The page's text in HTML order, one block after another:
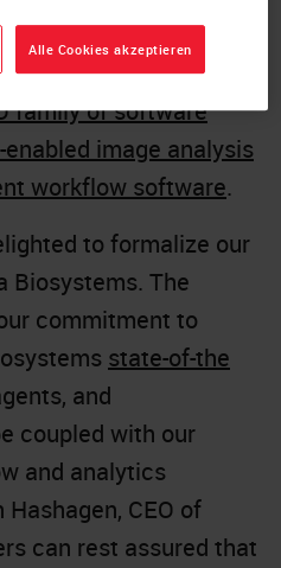
Leica
450 familyof scanners
family of software
enabled image analysis
workflow software.
to formalize our
Biosystems. The
commitment to
state-of-the
and
coupled with our
and analytics
CEO of
can rest assured that
Alle Cookies akzeptieren